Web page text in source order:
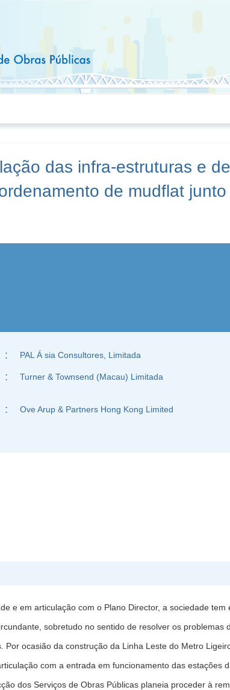
das infra-estruturas e
de mudflat
： PAL Á sia Consultores, Limitada
： Turner & Townsend (Macau) Limitada
： Ove Arup & Partners Hong Kong Limited
e em articulação com o Plano Director, a sociedade
sobretudo no sentido de resolver os problemas
Por ocasião da construção da Linha Leste do Metro
com a entrada em funcionamento das estações
dos Serviços de Obras Públicas planeia proceder à